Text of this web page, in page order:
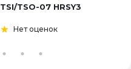
TSI/TSO-07 HRSY3
Нет оценок